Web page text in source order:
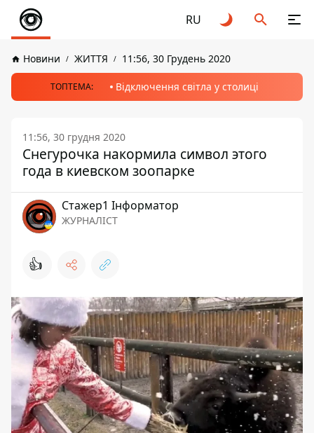
RU
Новини ЖИТТЯ 11:56, 30 Грудень 2020
ТОПТЕМА: Відключення світла у столиці
11:56, 30 грудня 2020
Снегурочка накормила символ этого
года в киевском зоопарке
Стажер1 Інформатор
ЖУРНАЛІСТ
👍